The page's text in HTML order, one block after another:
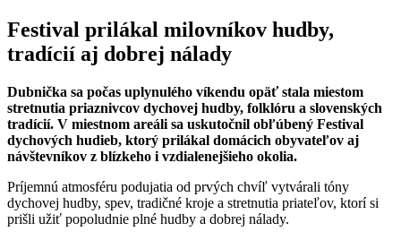
Festival prilákal milovníkov hudby,
tradícií aj dobrej nálady
Dubnička sa počas uplynulého víkendu opäť stala miestom
stretnutia priaznivcov dychovej hudby, folklóru a slovenských
tradícií. V miestnom areáli sa uskutočnil obľúbený Festival
dychových hudieb, ktorý prilákal domácich obyvateľov aj
návštevníkov z blízkeho i vzdialenejšieho okolia.
Príjemnú atmosféru podujatia od prvých chvíľ vytvárali tóny
dychovej hudby, spev, tradičné kroje a stretnutia priateľov, ktorí si
prišli užiť popoludnie plné hudby a dobrej nálady.